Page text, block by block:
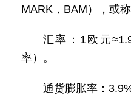
MARK，BAM），或
汇率：1欧元
率）。
通货膨胀率：